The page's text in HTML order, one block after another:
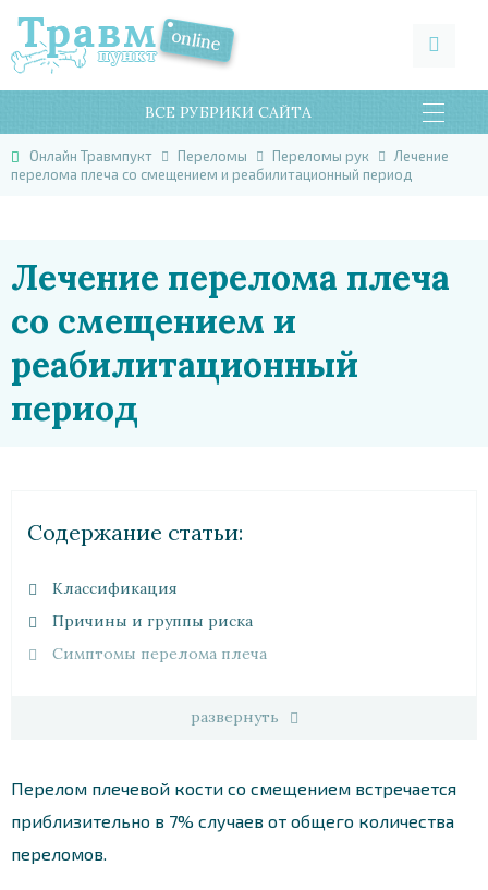
ВСЕ РУБРИКИ САЙТА
Онлайн Травмпукт Переломы Переломы рук
Лечение
перелома плеча со смещением и реабилитационный период
Лечение перелома плеча
со смещением и
реабилитационный
период
Cодержание статьи:
Классификация
Причины и группы риска
Симптомы перелома плеча
развернуть
Перелом плечевой кости со смещением встречается
приблизительно в 7% случаев от общего количества
переломов.